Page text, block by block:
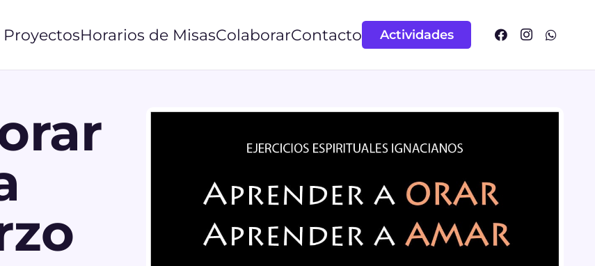
ProyectosHorarios de MisasColaborarContacto Actividades